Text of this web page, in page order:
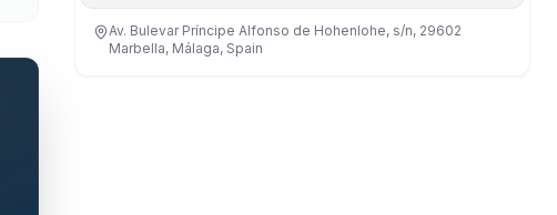
Av. Bulevar Príncipe Alfonso de Hohenlohe, s/n, 29602
Marbella, Málaga, Spain